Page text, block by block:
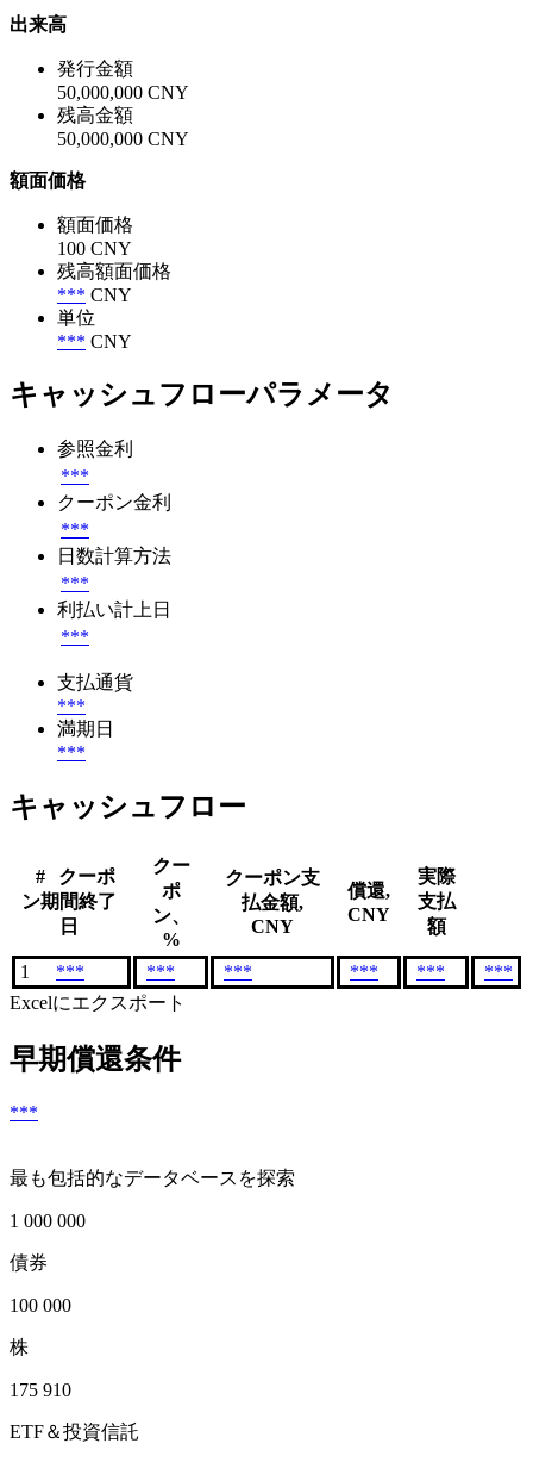
出来高
発行金額
50,000,000 CNY
残高金額
50,000,000 CNY
額面価格
額面価格
100 CNY
残高額面価格
*** CNY
単位
*** CNY
キャッシュフローパラメータ
参照金利
***
クーポン金利
***
日数計算方法
***
利払い計上日
***
支払通貨
***
満期日
***
キャッシュフロー
#
クーポ
ン期間終了
日
クー
ポ
ン、
%
クーポン支
払金額,
CNY
償還,
CNY
実際
支払
額
1 *** *** *** *** ***
***
Excelにエクスポート
早期償還条件
***
最も包括的なデータベースを探索
1 000 000
債券
100 000
株
175 910
ETF＆投資信託